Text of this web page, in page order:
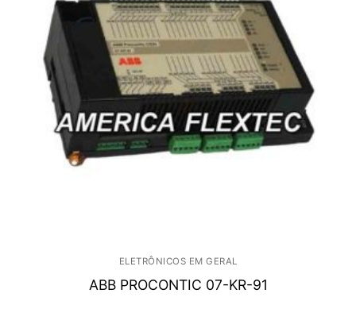
ELETRÔNICOS EM GERAL
ABB PROCONTIC 07-KR-91